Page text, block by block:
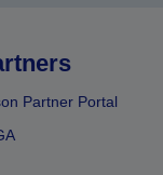
Partner Portal